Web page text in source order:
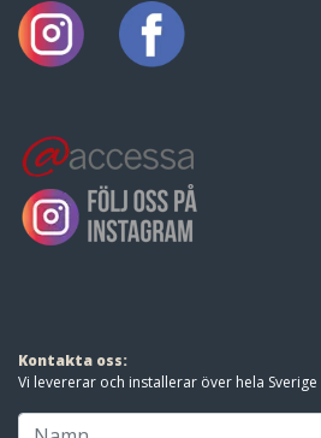
Tel: 0243 21 30 00
Epost:info@accessa.se
Direktbeställningar:
med dina frågor och funderingar.
Vår personal är utbildad och finns
till hands för att guida dig till rätt
produkt. Hos Accessa får du alltid
ett varmare mottagande.